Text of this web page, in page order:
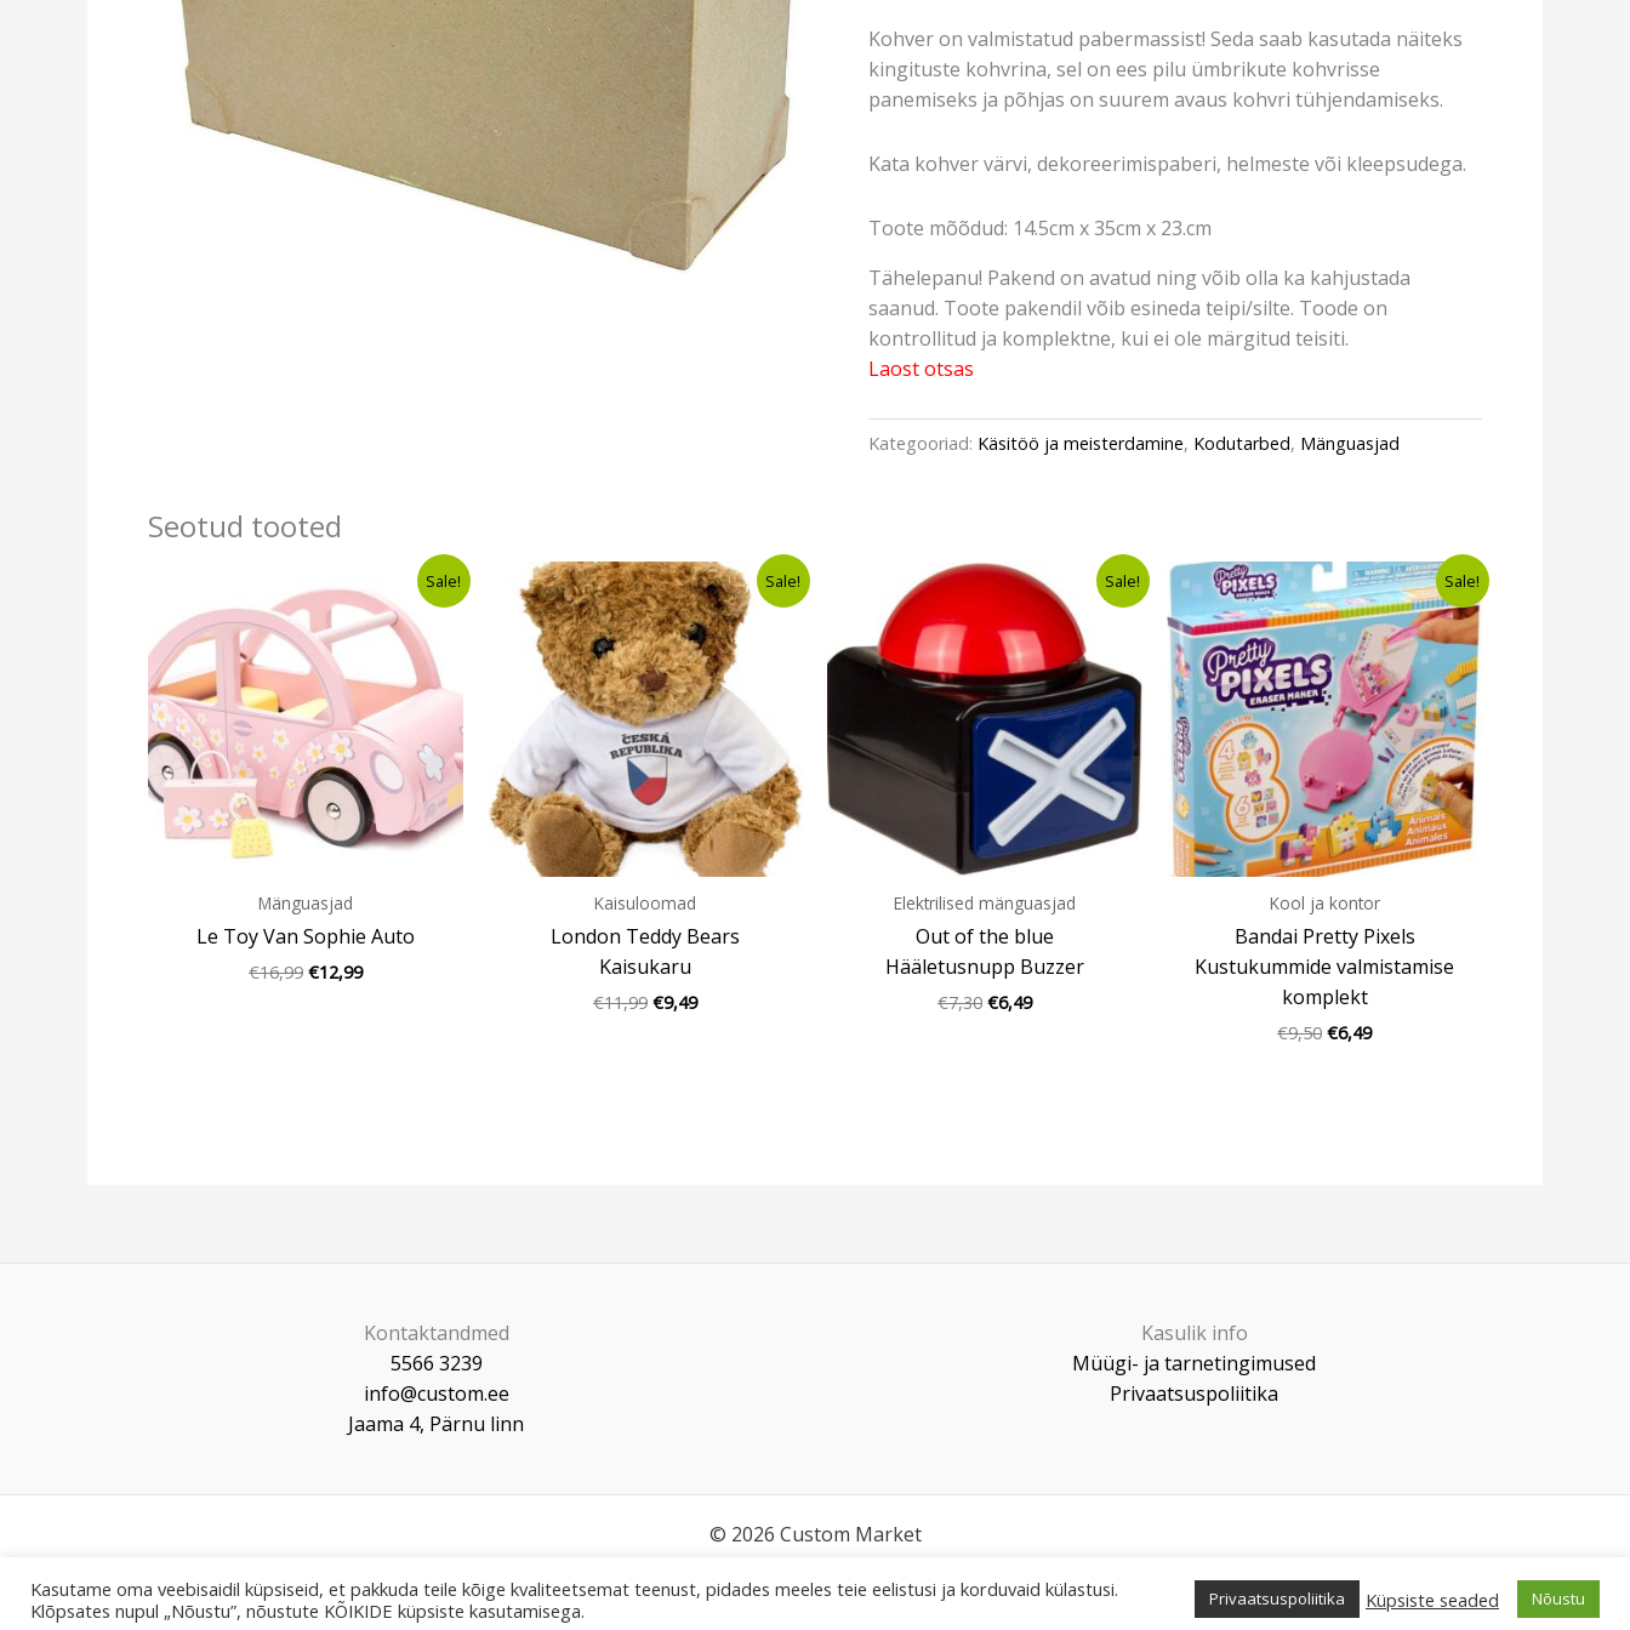
Kohver on valmistatud pabermassist! Seda saab kasutada näiteks
kingituste kohvrina, sel on ees pilu ümbrikute kohvrisse
panemiseks ja põhjas on suurem avaus kohvri tühjendamiseks.
Kata kohver värvi, dekoreerimispaberi, helmeste või kleepsudega.
Toote mõõdud: 14.5cm x 35cm x 23.cm
Tähelepanu! Pakend on avatud ning võib olla ka kahjustada
saanud. Toote pakendil võib esineda teipi/silte. Toode on
kontrollitud ja komplektne, kui ei ole märgitud teisiti.
Laost otsas
Kategooriad: Käsitöö ja meisterdamine, Kodutarbed, Mänguasjad
Seotud tooted
Sale!
Mänguasjad
Le Toy Van Sophie Auto
€16,99
hind
oli:
€16,99.
€12,99
Current
price
is:
€12,99.
Sale!
Kaisuloomad
London Teddy Bears
Kaisukaru
€11,99
Algne
hind
oli:
€11,99.
€9,49
Current
price
is:
€9,49.
Sale!
Elektrilised mänguasjad
Out of the blue
Hääletusnupp Buzzer
€7,30
Algne
€7,30.
€6,49
Current
price
€6,49.
Sale!
Kool ja kontor
Bandai Pretty Pixels
Kustukummide valmistamise
komplekt
€9,50
Algne
hind
oli:
€9,50.
€6,49
Current
price
is:
€6,49.
Kontaktandmed
5566 3239
info@custom.ee
Jaama 4, Pärnu linn
Kasulik info
Müügi- ja tarnetingimused
Privaatsuspoliitika
© 2026 Custom Market
Kasutame oma veebisaidil küpsiseid, et pakkuda teile kõige kvaliteetsemat teenust, pidades meeles teie eelistusi ja korduvaid külastusi.
Klõpsates nupul „Nõustu”, nõustute KÕIKIDE küpsiste kasutamisega.
Privaatsuspoliitika Küpsiste seaded Nõustu